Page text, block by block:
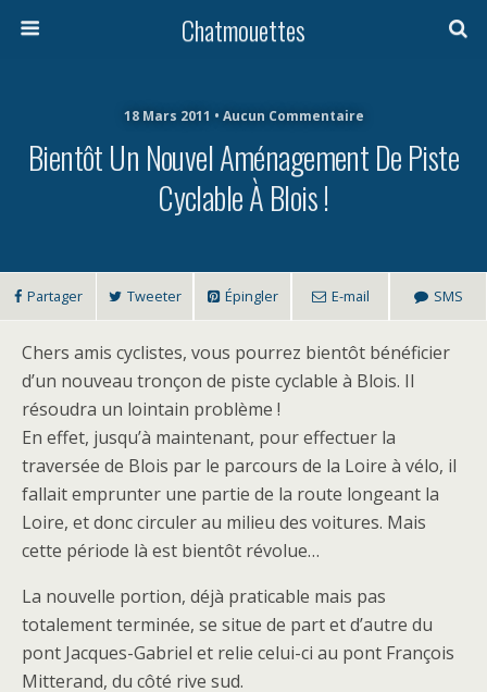
Chatmouettes
18 Mars 2011 • Aucun Commentaire
Bientôt Un Nouvel Aménagement De Piste
Cyclable À Blois !
Partager Tweeter Épingler E-mail SMS
Chers amis cyclistes, vous pourrez bientôt bénéficier
d’un nouveau tronçon de piste cyclable à Blois. Il
résoudra un lointain problème !
En effet, jusqu’à maintenant, pour effectuer la
traversée de Blois par le parcours de la Loire à vélo, il
fallait emprunter une partie de la route longeant la
Loire, et donc circuler au milieu des voitures. Mais
cette période là est bientôt révolue…
La nouvelle portion, déjà praticable mais pas
totalement terminée, se situe de part et d’autre du
pont Jacques-Gabriel et relie celui-ci au pont François
Mitterand, du côté rive sud.